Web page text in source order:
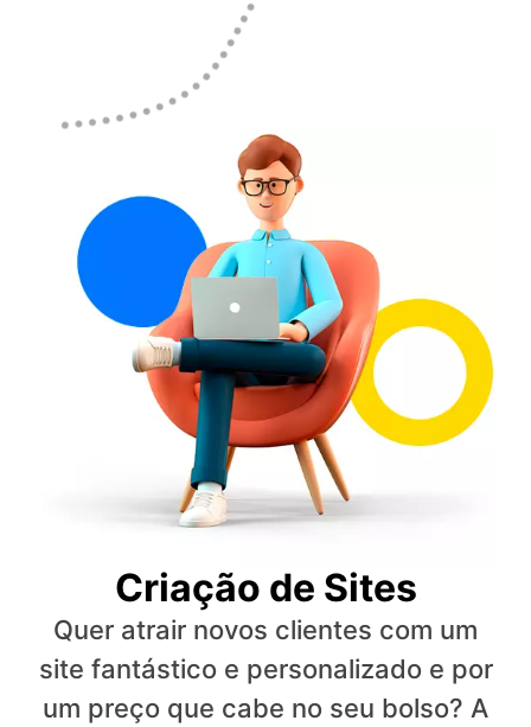
Criação de Sites
Quer atrair novos clientes com um
site fantástico e personalizado e por
um preço que cabe no seu bolso? A